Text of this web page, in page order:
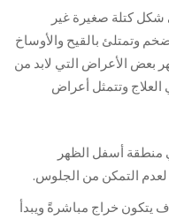
شكل كتلة صغيرة غير
وتمتلئ بالقيح والأوساخ
بعض الأعراض التي لابد من
وتتمثل أعراض
أسفل الظهر
التمكن من الجلوس.
يتكون خراج مباشرةً ويبدأ